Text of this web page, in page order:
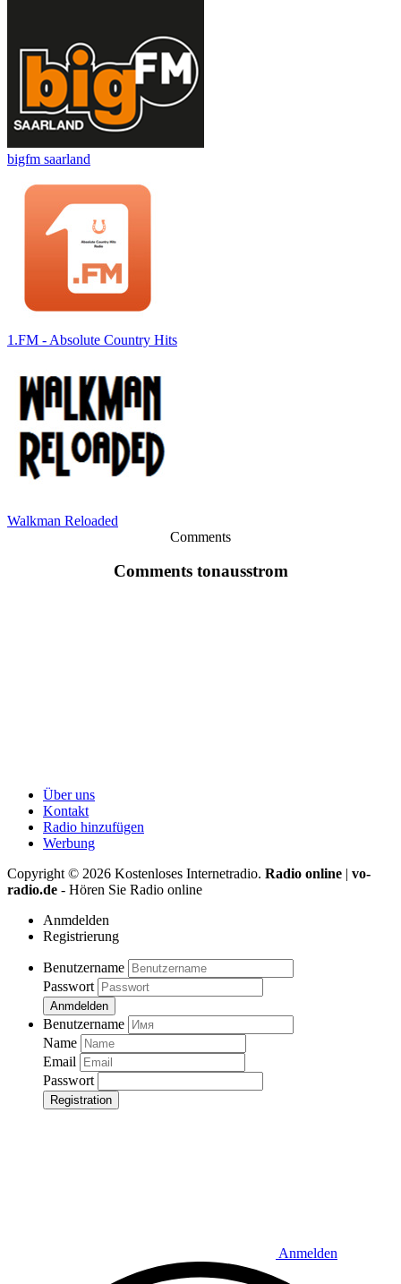
bigfm saarland
1.FM - Absolute Country Hits
Walkman Reloaded
Comments
Comments tonausstrom
Über uns
Kontakt
Radio hinzufügen
Werbung
Copyright © 2026 Kostenloses Internetradio. Radio online | vo-
radio.de - Hören Sie Radio online
Anmdelden
Registrierung
Benutzername
Passwort
Anmdelden
Benutzername
Name
Email
Passwort
Registration
Anmelden